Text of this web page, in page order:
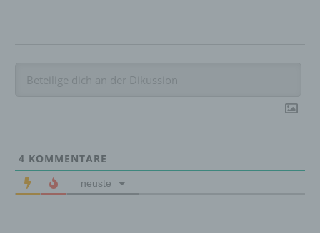
4 KOMMENTARE
neuste
die Offenlegung durch Übermittlung,
d) Einschränkung der Verarbeitung